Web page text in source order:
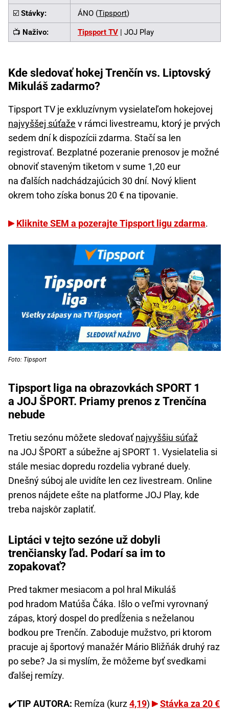
☑️ Stávky: ÁNO (Tipsport)
📺 Naživo: Tipsport TV | JOJ Play
Kde sledovať hokej Trenčín vs. Liptovský
Mikuláš zadarmo?
Tipsport TV je exkluzívnym vysielateľom hokejovej
najvyššej súťaže v rámci livestreamu, ktorý je prvých
sedem dní k dispozícii zdarma. Stačí sa len
registrovať. Bezplatné pozeranie prenosov je možné
obnoviť staveným tiketom v sume 1,20 eur
na ďalších nadchádzajúcich 30 dní. Nový klient
okrem toho získa bonus 20 € na tipovanie.
Kliknite SEM a pozerajte Tipsport ligu zdarma.
Foto: Tipsport
Tipsport liga na obrazovkách SPORT 1
a JOJ ŠPORT. Priamy prenos z Trenčína
nebude
Tretiu sezónu môžete sledovaťnajvyššiu súťaž
na JOJ ŠPORT a súbežne aj SPORT 1. Vysielatelia si
stále mesiac dopredu rozdelia vybrané duely.
Dnešný súboj ale uvidíte len cez livestream. Online
prenos nájdete ešte na platforme JOJ Play, kde
treba najskôr zaplatiť.
Liptáci v tejto sezóne už dobyli
trenčiansky ľad. Podarí sa im to
zopakovať?
Pred takmer mesiacom a pol hral Mikuláš
pod hradom Matúša Čáka. Išlo o veľmi vyrovnaný
zápas, ktorý dospel do predĺženia s neželanou
bodkou pre Trenčín. Zaboduje mužstvo, pri ktorom
pracuje aj športový manažér Mário Bližňák druhý raz
po sebe? Ja si myslím, že môžeme byť svedkami
ďalšej remízy.
✔️TIP AUTORA: Remíza (kurz4,19) Stávka za 20 €